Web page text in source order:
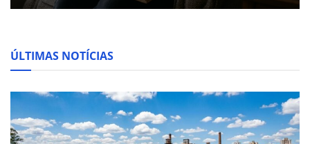
ÚLTIMAS NOTÍCIAS